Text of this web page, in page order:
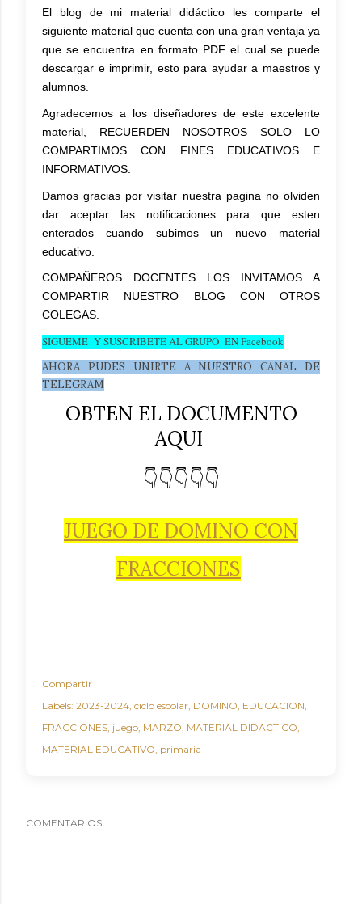
El blog de mi material didáctico les comparte el
siguiente material que cuenta con una gran ventaja ya
que se encuentra en formato PDF el cual se puede
descargar e imprimir, esto para ayudar a maestros y
alumnos.
Agradecemos a los diseñadores de este excelente
material, RECUERDEN NOSOTROS SOLO LO
COMPARTIMOS CON FINES EDUCATIVOS E
INFORMATIVOS.
Damos gracias por visitar nuestra pagina no olviden
dar aceptar las notificaciones para que esten
enterados cuando subimos un nuevo material
educativo.
COMPAÑEROS DOCENTES LOS INVITAMOS A
COMPARTIR NUESTRO BLOG CON OTROS
COLEGAS.
SIGUEME Y SUSCRIBETE AL GRUPO EN Facebook
AHORA PUDES UNIRTE A NUESTRO CANAL DE
TELEGRAM
OBTEN EL DOCUMENTO
AQUI
👇👇👇👇👇
JUEGO DE DOMINO CON
FRACCIONES
Compartir
Labels: 2023-2024 ciclo escolar DOMINO EDUCACION
FRACCIONES juego MARZO MATERIAL DIDACTICO
MATERIAL EDUCATIVO primaria
COMENTARIOS